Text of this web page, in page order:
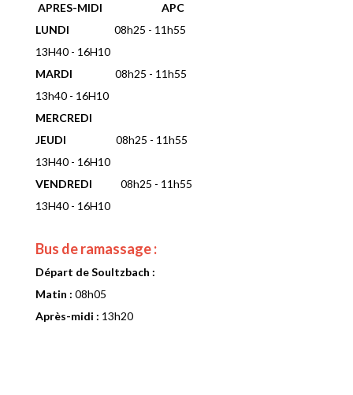
APRES-MIDI APC
LUNDI 08h25 - 11h55
13H40 - 16H10
MARDI
08h25 - 11h55
13h40 - 16H10
MERCREDI
JEUDI 08h25 - 11h55
13H40 - 16H10
VENDREDI 08h25 - 11h55
13H40 - 16H10
Bus de ramassage :
Départ de Soultzbach :
Matin : 08h05
Après-midi : 13h20